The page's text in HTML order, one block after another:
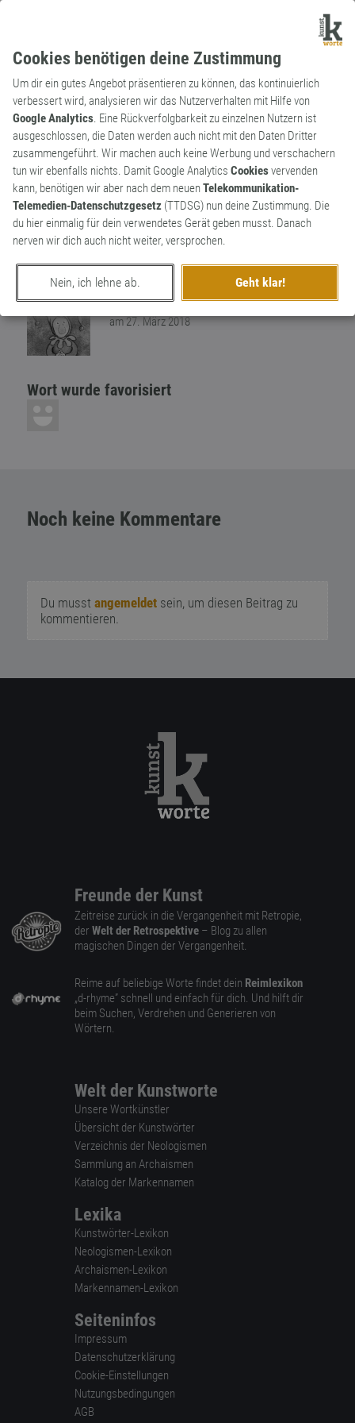
Cookies benötigen deine Zustimmung
Um dir ein gutes Angebot präsentieren zu können, das kontinuierlich
verbessert wird, analysieren wir das Nutzerverhalten mit Hilfe von
Google Analytics. Eine Rückverfolgbarkeit zu einzelnen Nutzern ist
ausgeschlossen, die Daten werden auch nicht mit den Daten Dritter
zusammengeführt. Wir machen auch keine Werbung und verschachern
tun wir ebenfalls nichts. Damit Google Analytics Cookiesvervenden
kann, benötigen wir aber nach dem neuenTelekommunikation-
Telemedien-Datenschutzgesetz (TTDSG) nun deine Zustimmung. Die
du hier einmalig für dein verwendetes Gerät geben musst. Danach
nerven wir dich auch nicht weiter, versprochen.
Nein, ich lehne ab. Geht klar!
Archaismus
Substantiv
Rasierplatz
Ist ein Platz im Kino in der 1. Reihe, wo
man (wie beim Rasieren beim Frisör) den
Kopf in den Nacken legen muß um die
erschaffen von
am 27. März 2018
Wort wurde favorisiert
Noch keine Kommentare
Du musst angemeldetsein, um diesen Beitrag zu
kommentieren.
Freunde der Kunst
Zeitreise zurück in die Vergangenheit mit Retropie,
der Welt der Retrospektive – Blog zu allen
magischen Dingen der Vergangenheit.
Reime auf beliebige Worte findet dein Reimlexikon
„d-rhyme” schnell und einfach für dich. Und hilft dir
beim Suchen, Verdrehen und Generieren von
Wörtern.
Welt der Kunstworte
Unsere Wortkünstler
Übersicht der Kunstwörter
Verzeichnis der Neologismen
Sammlung an Archaismen
Katalog der Markennamen
Lexika
Kunstwörter-Lexikon
Neologismen-Lexikon
Archaismen-Lexikon
Markennamen-Lexikon
Seiteninfos
Impressum
Datenschutzerklärung
Cookie-Einstellungen
Nutzungsbedingungen
AGB